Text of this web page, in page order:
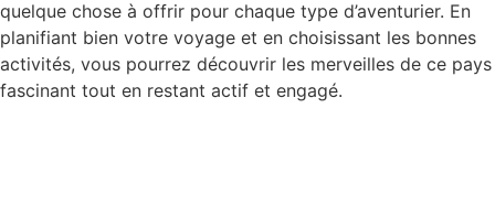
quelque chose à offrir pour chaque type d’aventurier. En
planifiant bien votre voyage et en choisissant les bonnes
activités, vous pourrez découvrir les merveilles de ce pays
fascinant tout en restant actif et engagé.